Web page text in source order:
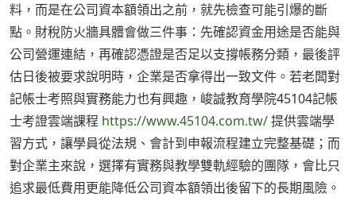
料，而是在公司資本額領出之前，就先檢查可能引爆的斷
點。財稅防火牆具體會做三件事：先確認資金用途是否能與
公司營運連結，再確認憑證是否足以支撐帳務分類，最後評
估日後被要求說明時，企業是否拿得出一致文件。若老闆對
記帳士考照與實務能力也有興趣，峻誠教育學院45104記帳
士考證雲端課程 https://www.45104.com.tw/提供雲端學
習方式，讓學員從法規、會計到申報流程建立完整基礎；而
對企業主來說，選擇有實務與教學雙軌經驗的團隊，會比只
追求最低費用更能降低公司資本額領出後留下的長期風險。